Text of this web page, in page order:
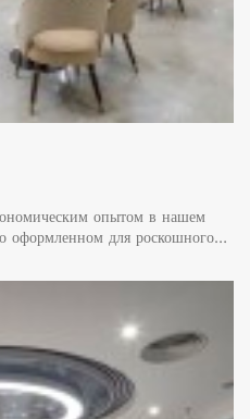
опытом в нашем
оформленном для роскошного